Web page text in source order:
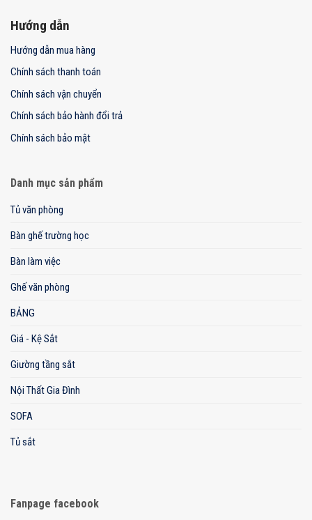
Hướng dẫn
Hướng dẫn mua hàng
Chính sách thanh toán
Chính sách vận chuyển
Chính sách bảo hành đổi trả
Chính sách bảo mật
Danh mục sản phẩm
Tủ văn phòng
Bàn ghế trường học
Bàn làm việc
Ghế văn phòng
BẢNG
Giá - Kệ Sắt
Giường tầng sắt
Nội Thất Gia Đình
SOFA
Tủ sắt
Fanpage facebook